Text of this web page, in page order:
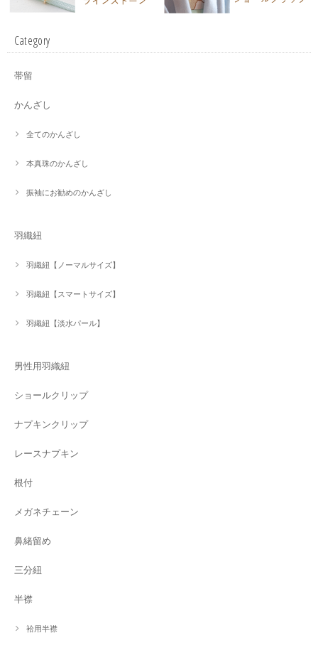
Category
帯留
かんざし
全てのかんざし
本真珠のかんざし
振袖にお勧めのかんざし
羽織紐
羽織紐【ノーマルサイズ】
羽織紐【スマートサイズ】
羽織紐【淡水パール】
男性用羽織紐
ショールクリップ
ナプキンクリップ
レースナプキン
根付
メガネチェーン
鼻緒留め
三分紐
半襟
袷用半襟